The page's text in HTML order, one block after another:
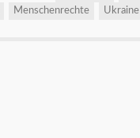
Menschenrechte Ukraine